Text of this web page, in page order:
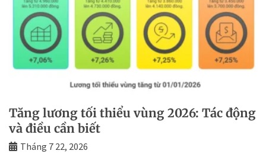
Tăng lương tối thiểu vùng 2026: Tác động
và điều cần biết
Tháng 7 22, 2026